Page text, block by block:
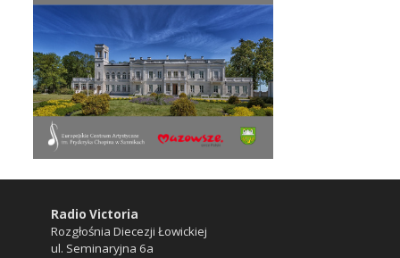
Radio Victoria
Rozgłośnia Diecezji Łowickiej
ul. Seminaryjna 6a